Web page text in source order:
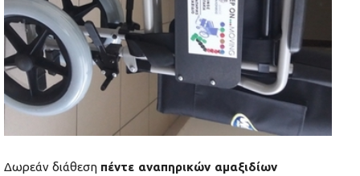
Δωρεάν διάθεση πέντε αναπηρικών αμαξιδίων